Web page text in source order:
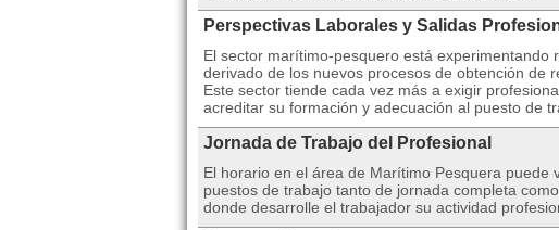
Perspectivas Laborales y Salidas
El sector marítimo-pesquero está experimentando
derivado de los nuevos procesos de obtención de
Este sector tiende cada vez más a exigir
acreditar su formación y adecuación al puesto de
Jornada de Trabajo del Profesional
El horario en el área de Marítimo Pesquera puede
puestos de trabajo tanto de jornada completa
donde desarrolle el trabajador su actividad